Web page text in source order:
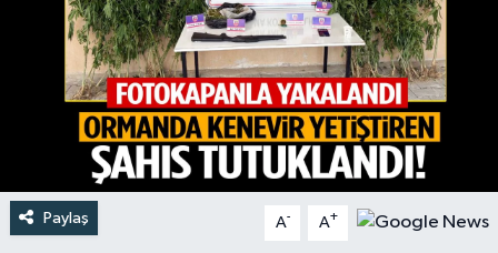
Paylaş A- A+